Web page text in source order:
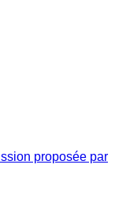
proposée par